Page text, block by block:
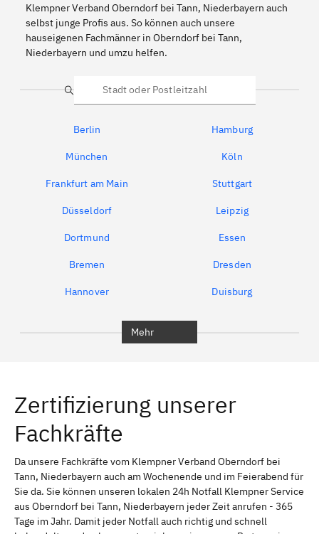
Klempner Verband Oberndorf bei Tann, Niederbayern auch
selbst junge Profis aus. So können auch unsere
hauseigenen Fachmänner in Oberndorf bei Tann,
Niederbayern und umzu helfen.
Suche
Berlin Hamburg
München Köln
Frankfurt am Main Stuttgart
Düsseldorf Leipzig
Dortmund Essen
Bremen Dresden
Hannover Duisburg
Erlangen Bamberg
Bayreuth
Schweinfurt Passau
Freising Rudelsdorf, Mittelfranken
Mehr
Zertifizierung unserer
Fachkräfte
Da unsere Fachkräfte vom Klempner Verband Oberndorf bei
Tann, Niederbayern auch am Wochenende und im Feierabend für
Sie da. Sie können unseren lokalen 24h Notfall Klempner Service
aus Oberndorf bei Tann, Niederbayern jeder Zeit anrufen - 365
Tage im Jahr. Damit jeder Notfall auch richtig und schnell